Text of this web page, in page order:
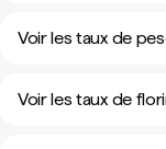
Voir les taux de
Voir les taux de